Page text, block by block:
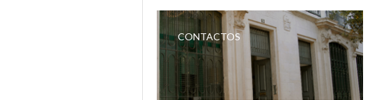
CONTACTOS